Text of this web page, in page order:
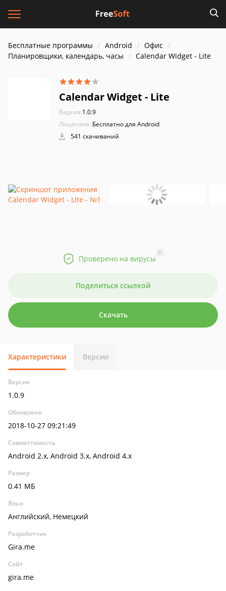
Бесплатные программы Android
Офис
Планировщики, календарь, часы
Calendar Widget - Lite
Calendar Widget - Lite
Версия:1.0.9
Лицензия: Бесплатно для Android
541 скачиваний
Проверено на вирусы
?
Поделиться ссылкой
Скачать
Характеристики Версии
Версия
1.0.9
Обновлено
2018-10-27 09:21:49
Совместимость
Android 2.x, Android 3.x, Android 4.x
Размер
0.41 МБ
Язык
Английский, Немецкий
Разработчик
Gira.me
Сайт
gira.me